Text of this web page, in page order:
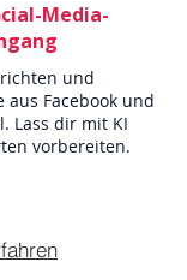
Media-
und
aus Facebook und
Lass dir mit KI
vorbereiten.